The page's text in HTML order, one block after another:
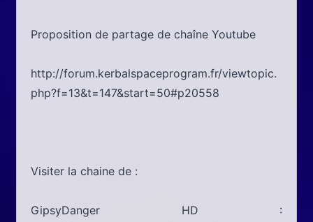
Proposition de partage de chaîne Youtube
http://forum.kerbalspaceprogram.fr/viewtopic.
php?f=13&t=147&start=50#p20558
Visiter la chaine de :
GipsyDanger HD :